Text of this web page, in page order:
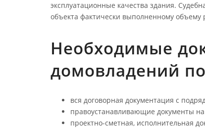
эксплуатационные качества здания.
объекта фактически выполненному объему
Необходимые
домовладений
вся договорная документация с
правоустанавливающие документы
проектно-сметная, исполнительная